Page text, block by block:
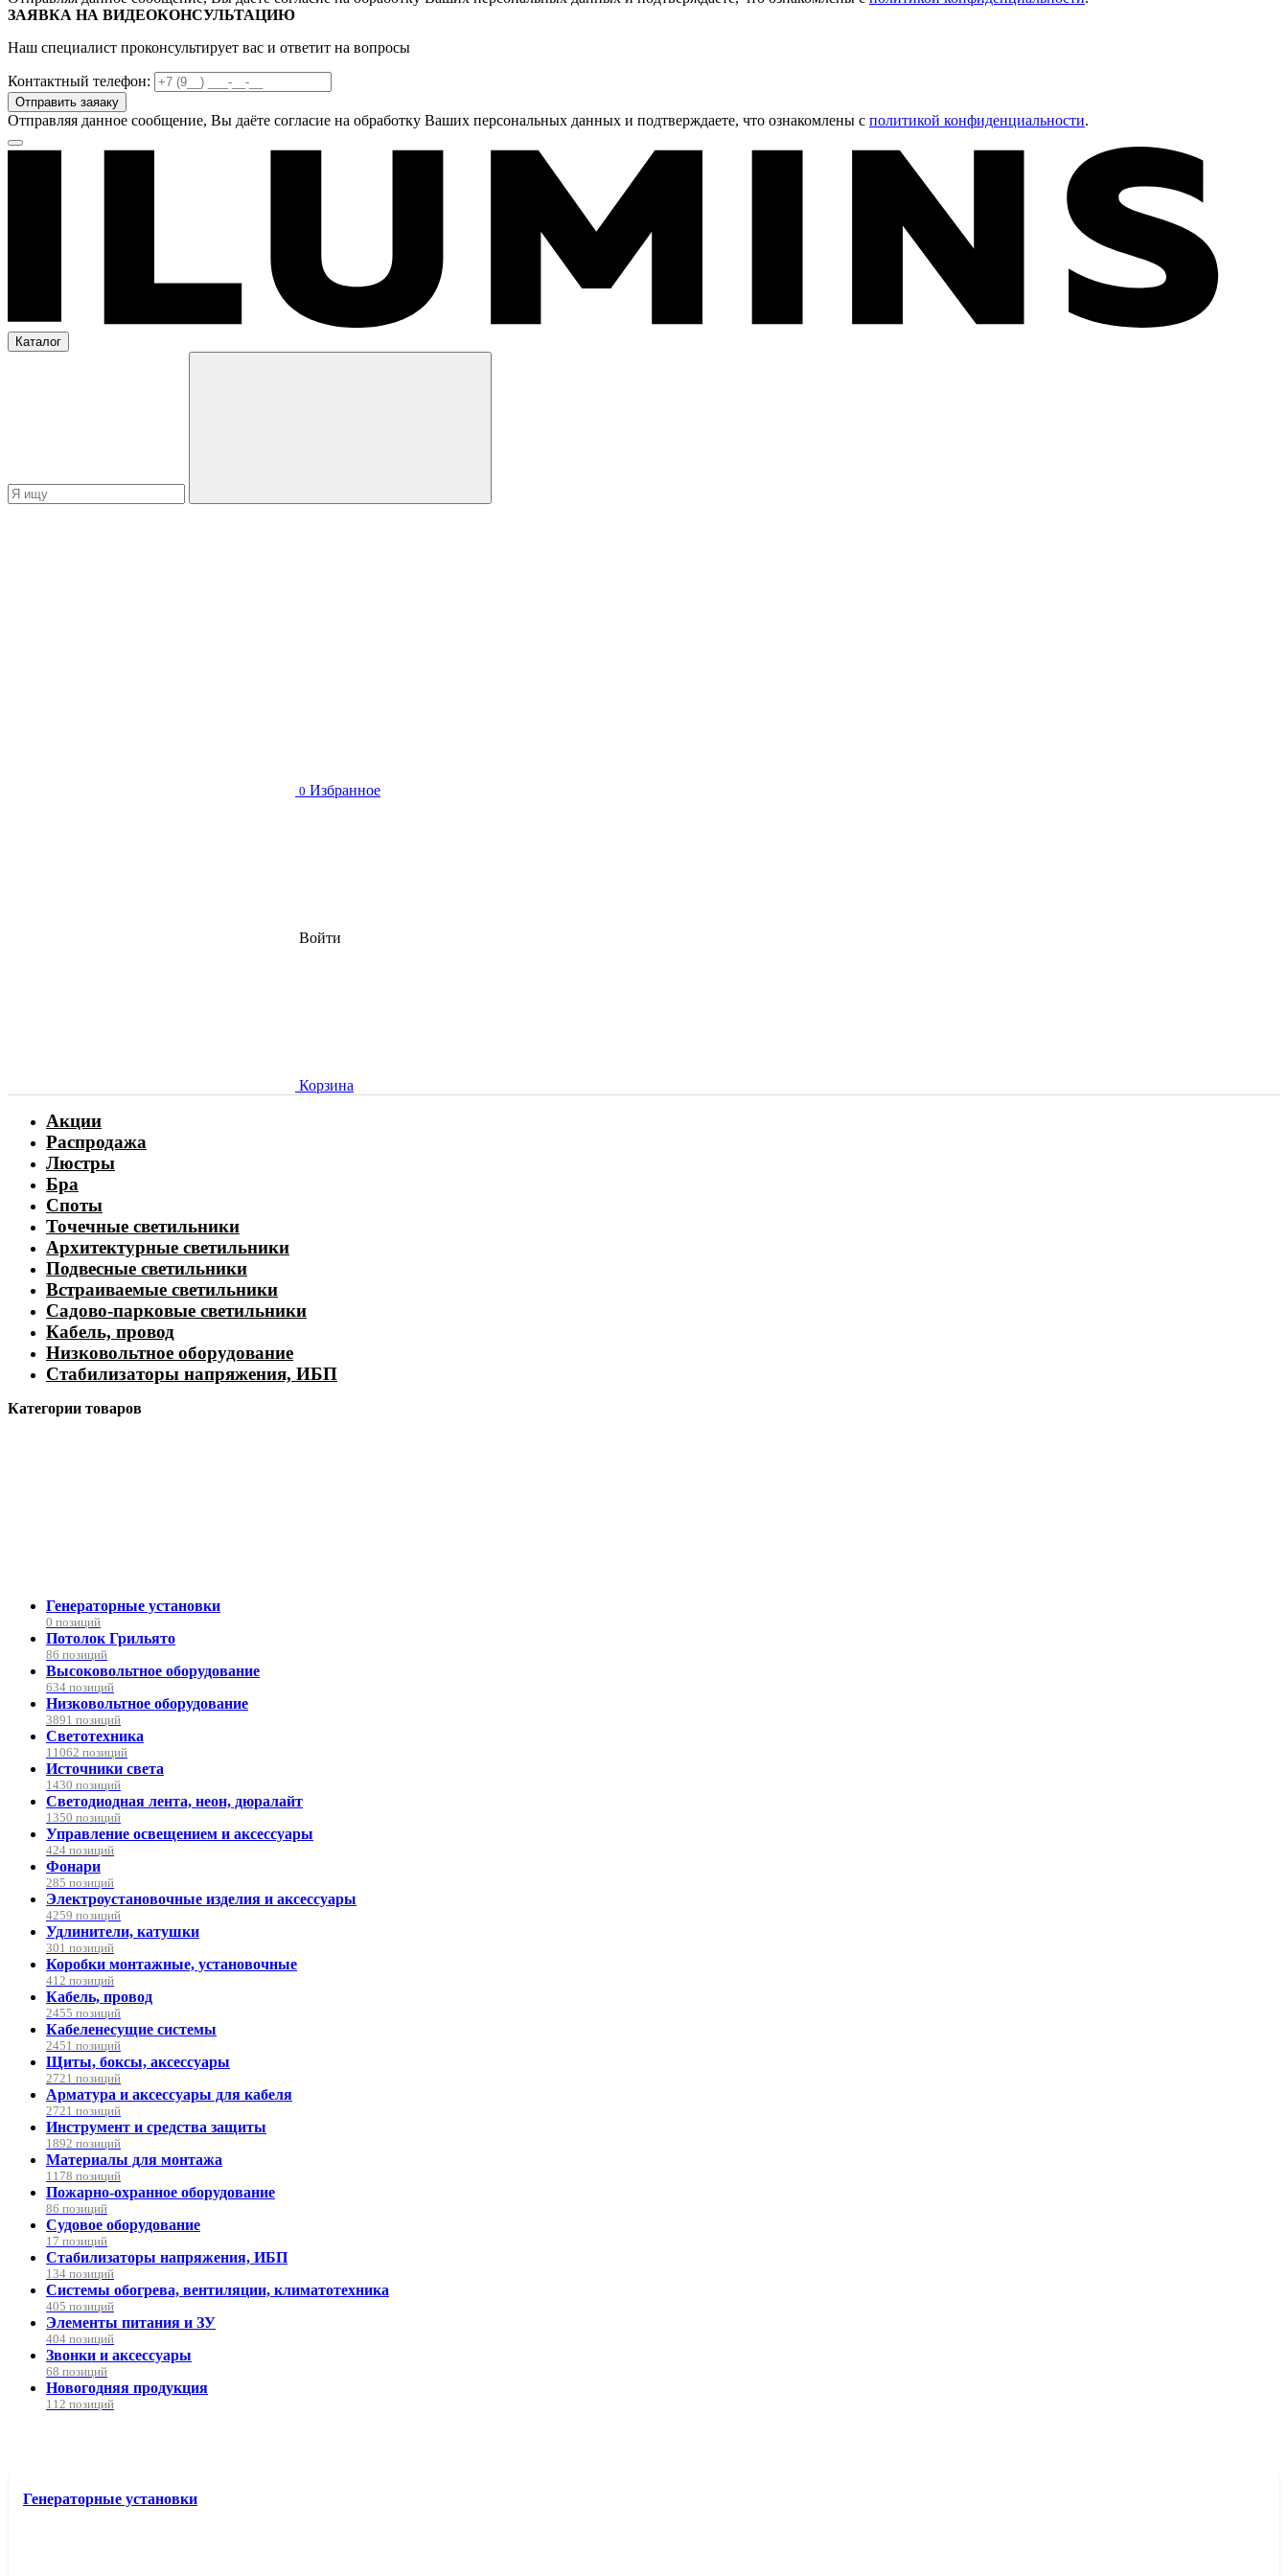
ЗАЯВКА НА ВИДЕОКОНСУЛЬТАЦИЮ
Наш специалист проконсультирует вас и ответит на вопросы
Контактный телефон:
Отправляя данное сообщение, Вы даёте согласие на обработку Ваших персональных данных и подтверждаете, что ознакомлены с политикой конфиденциальности.
Каталог
0 Избранное
Войти
Корзина
Акции
Распродажа
Люстры
Бра
Споты
Точечные светильники
Архитектурные светильники
Подвесные светильники
Встраиваемые светильники
Садово-парковые светильники
Кабель, провод
Низковольтное оборудование
Стабилизаторы напряжения, ИБП
Категории товаров
Генераторные установки
0 позиций
Потолок Грильято
86 позиций
Высоковольтное оборудование
634 позиций
Низковольтное оборудование
3891 позиций
Светотехника
11062 позиций
Источники света
1430 позиций
Светодиодная лента, неон, дюралайт
1350 позиций
Управление освещением и аксессуары
424 позиций
Фонари
285 позиций
Электроустановочные изделия и аксессуары
4259 позиций
Удлинители, катушки
301 позиций
Коробки монтажные, установочные
412 позиций
Кабель, провод
2455 позиций
Кабеленесущие системы
2451 позиций
Щиты, боксы, аксессуары
2721 позиций
Арматура и аксессуары для кабеля
2721 позиций
Инструмент и средства защиты
1892 позиций
Материалы для монтажа
1178 позиций
Пожарно-охранное оборудование
86 позиций
Судовое оборудование
17 позиций
Стабилизаторы напряжения, ИБП
134 позиций
Системы обогрева, вентиляции, климатотехника
405 позиций
Элементы питания и ЗУ
404 позиций
Звонки и аксессуары
68 позиций
Новогодняя продукция
112 позиций
Генераторные установки